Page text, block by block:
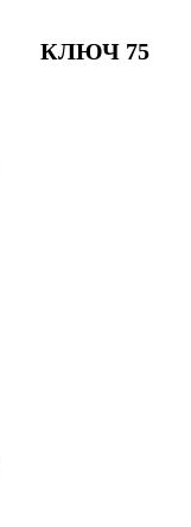
КЛЮЧ 75